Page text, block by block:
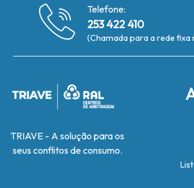
Telefone:
253 422 410
(Chamada para a rede fixa
TRIAVE - A solução para os
seus conflitos de consumo.